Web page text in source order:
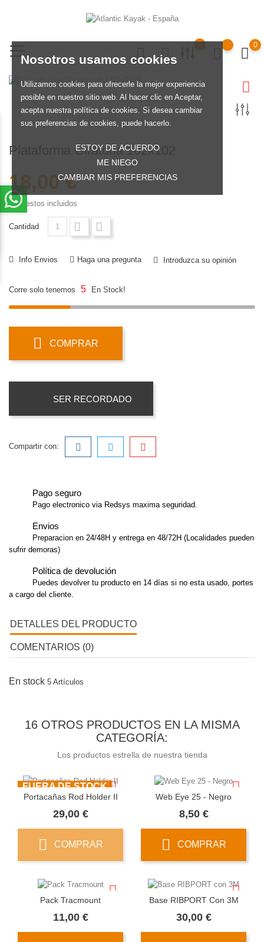
Nosotros usamos cookies
Utilizamos cookies para ofrecerle la mejor experiencia
posible en nuestro sitio web. Al hacer clic en Aceptar,
acepta nuestra política de cookies. Si desea cambiar
sus preferencias de cookies, puede hacerlo.
ESTOY DE ACUERDO
ME NIEGO
CAMBIAR MIS PREFERENCIAS
0
0
Plataforma Giratoria 102x102
18,00 €
Impuestos incluidos
Cantidad
Info Envios Haga una pregunta Introduzca su opinión
Corre solo tenemos 5 En Stock!
COMPRAR
SER RECORDADO
Compartir con:
Pago seguro
Pago electronico via Redsys maxima seguridad.
Envios
Preparacion en 24/48H y entrega en 48/72H (Localidades pueden
sufrir demoras)
Política de devolución
Puedes devolver tu producto en 14 días si no esta usado, portes
a cargo del cliente.
DETALLES DEL PRODUCTO
COMENTARIOS (0)
En stock 5 Artículos
16 OTROS PRODUCTOS EN LA MISMA
CATEGORÍA:
Los productos estrella de nuestra tienda
FUERA DE STOCK
Portacañas Rod Holder II
29,00 €Precio
COMPRAR
Web Eye 25 - Negro
8,50 €Precio
COMPRAR
Pack Tracmount
11,00 €Precio
Base RIBPORT Con 3M
30,00 €Precio